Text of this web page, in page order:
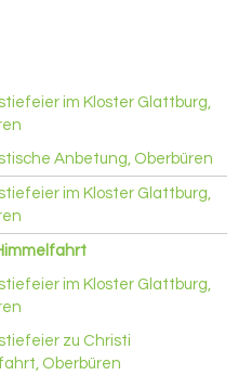
im Kloster Glattburg,
Anbetung, Oberbüren
im Kloster Glattburg,
im Kloster Glattburg,
zu Christi
Oberbüren